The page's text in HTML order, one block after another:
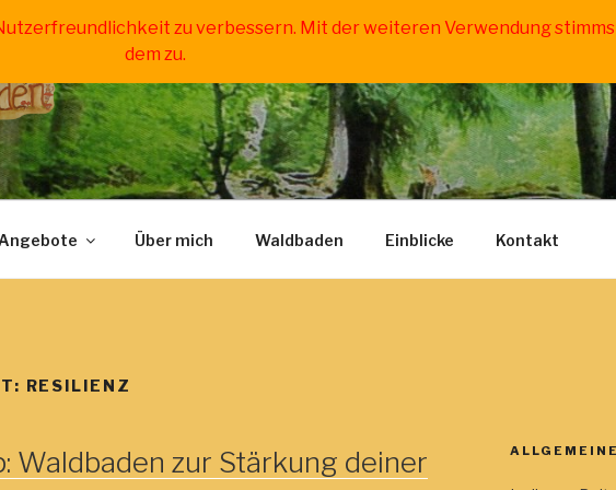
IN DER
Jugendliche und Kinder
Angebote Über mich Waldbaden Einblicke Kontakt
RESILIENZ
Waldbaden zur Stärkung deiner
zu verbessern. Mit der weiteren Verwendung
dem zu.